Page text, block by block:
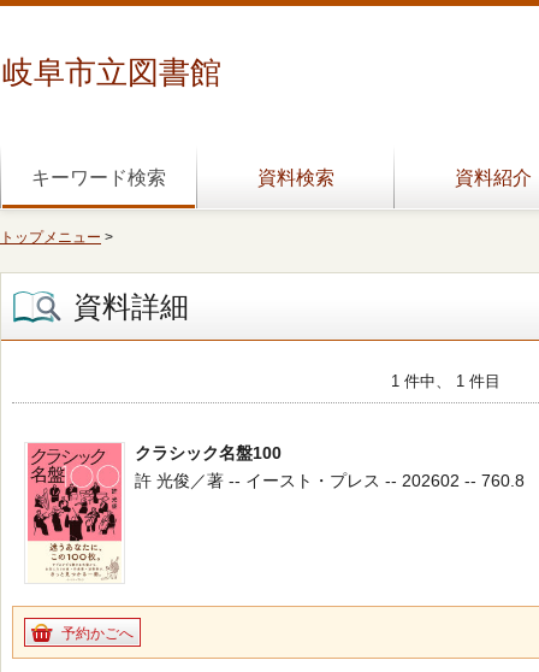
岐阜市立図書館
キーワード検索 資料検索 資料紹介
トップメニュー >
資料詳細
1 件中、 1 件目
クラシック名盤100
許 光俊／著 -- イースト・プレス -- 202602 -- 760.8
予約かごへ